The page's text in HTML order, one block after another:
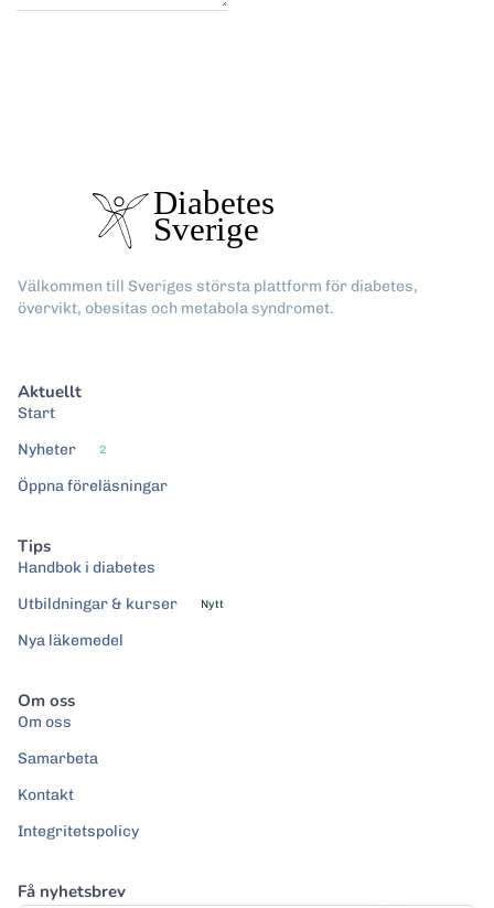
Välkommen till Sveriges största plattform för diabetes,
övervikt, obesitas och metabola syndromet.
Aktuellt
Start
Nyheter
2
Öppna föreläsningar
Tips
Handbok i diabetes
Utbildningar & kurser
Nytt
Nya läkemedel
Om oss
Om oss
Samarbeta
Kontakt
Integritetspolicy
Få nyhetsbrev